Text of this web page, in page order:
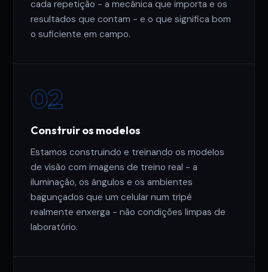
cada repetição - a mecânica que importa e os
resultados que contam - e o que significa bom
o suficiente em campo.
02
Construir os modelos
Estamos construindo e treinando os modelos
de visão com imagens de treino real - a
iluminação, os ângulos e os ambientes
bagunçados que um celular num tripé
realmente enxerga - não condições limpas de
laboratório.